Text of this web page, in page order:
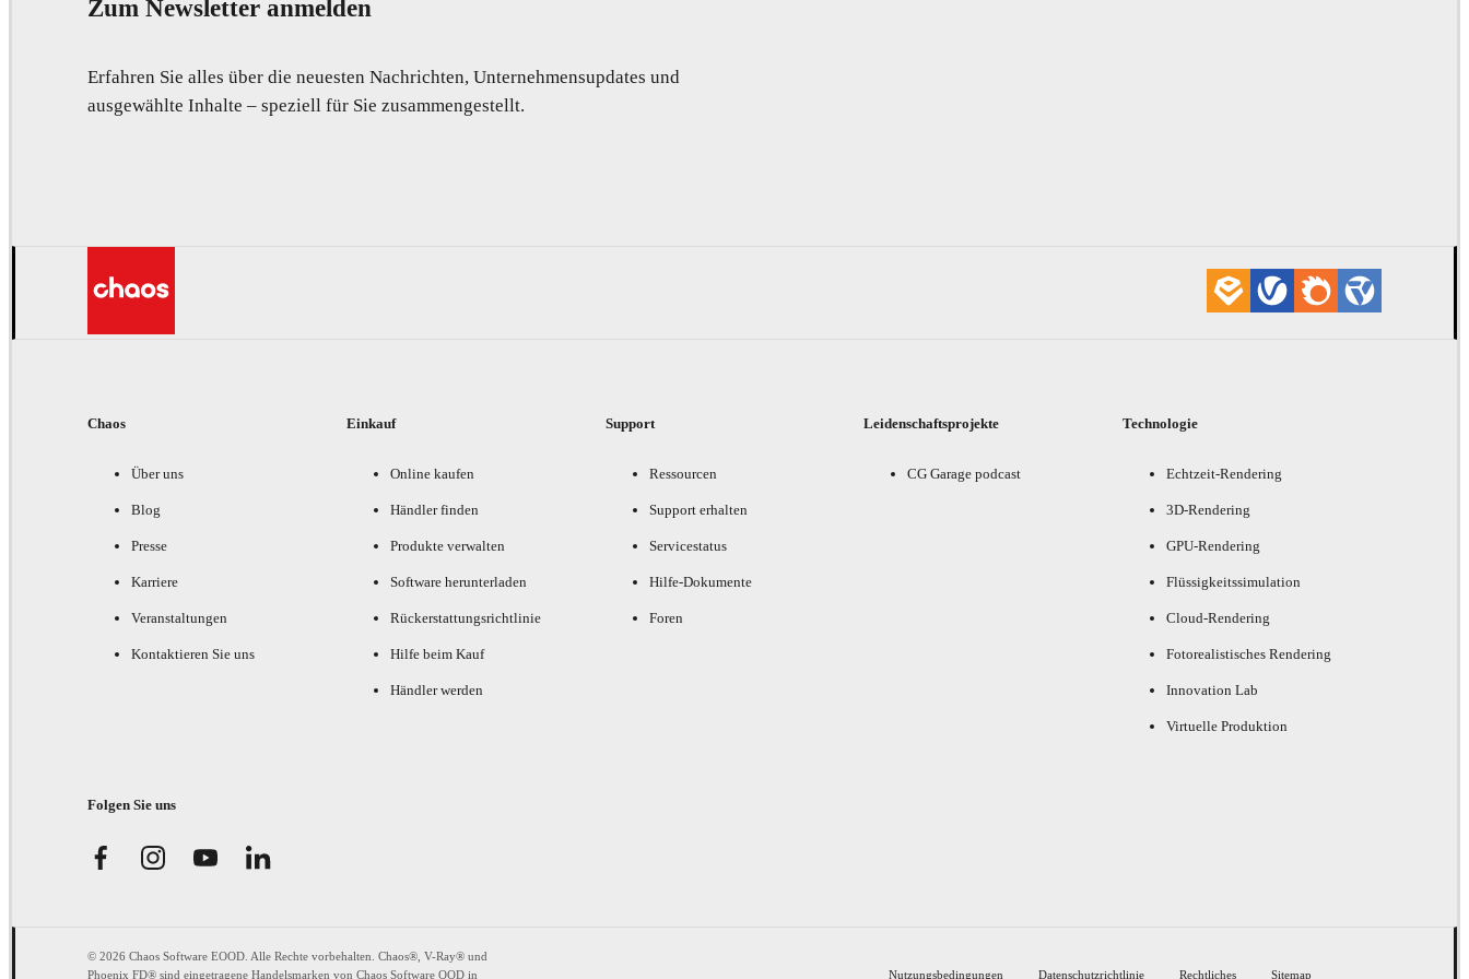
Zum Newsletter anmelden
Erfahren Sie alles über die neuesten Nachrichten, Unternehmensupdates und
ausgewählte Inhalte – speziell für Sie zusammengestellt.
Chaos
Über uns
Blog
Presse
Karriere
Veranstaltungen
Kontaktieren Sie uns
Einkauf
Online kaufen
Händler finden
Produkte verwalten
Software herunterladen
Rückerstattungsrichtlinie
Hilfe beim Kauf
Händler werden
Support
Ressourcen
Support erhalten
Servicestatus
Hilfe-Dokumente
Foren
Leidenschaftsprojekte
CG Garage podcast
Technologie
Echtzeit-Rendering
3D-Rendering
GPU-Rendering
Flüssigkeitssimulation
Cloud-Rendering
Fotorealistisches Rendering
Innovation Lab
Virtuelle Produktion
Folgen Sie uns
© 2026 Chaos Software EOOD. Alle Rechte vorbehalten. Chaos®, V-Ray® und
Phoenix FD® sind eingetragene Handelsmarken von Chaos Software OOD in
Nutzungsbedingungen Datenschutzrichtlinie Rechtliches Sitemap